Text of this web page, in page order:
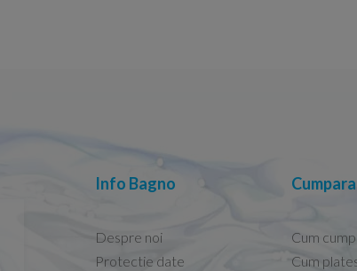
Info Bagno
Despre noi
Protectie date
Cum
Cum